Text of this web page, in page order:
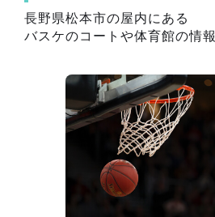
長野県松本市の屋内にある
バスケのコートや体育館の情報